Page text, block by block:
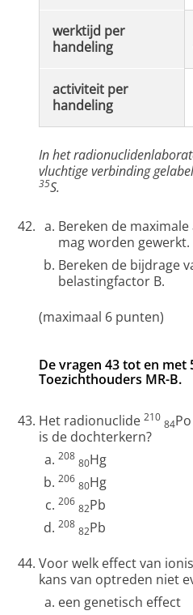
werktijd per
handeling
activiteit per
handeling
In het
vluchtige verbinding
35S.
Bereken de
mag worden gewerkt.
Bereken de bijdrage
belastingfactor B.
(maximaal 6 punten)
De vragen 43 tot en met
Toezichthouders MR-B.
Het radionuclide 210
84
is de dochterkern?
208
80Hg
206
80Hg
206
82Pb
208
82Pb
Voor welk effect van
kans van optreden niet
een genetisch effect